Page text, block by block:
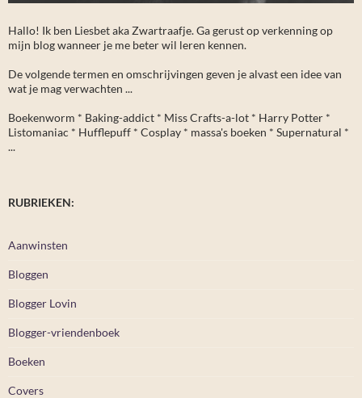
Hallo! Ik ben Liesbet aka Zwartraafje. Ga gerust op verkenning op
mijn blog wanneer je me beter wil leren kennen.
De volgende termen en omschrijvingen geven je alvast een idee van
wat je mag verwachten ...
Boekenworm * Baking-addict * Miss Crafts-a-lot * Harry Potter *
Listomaniac * Hufflepuff * Cosplay * massa's boeken * Supernatural *
...
RUBRIEKEN:
Aanwinsten
Bloggen
Blogger Lovin
Blogger-vriendenboek
Boeken
Covers